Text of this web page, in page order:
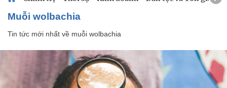
muỗi wolbachia
Tin tức mới nhất về muỗi wolbachia